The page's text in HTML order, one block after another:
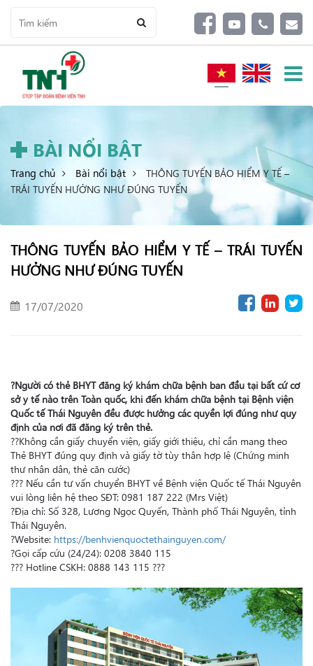
BÀI NỔI BẬT
Trang chủ Bài nổi bật
THÔNG TUYẾN BẢO HIỂM Y TẾ –
TRÁI TUYẾN HƯỞNG NHƯ ĐÚNG TUYẾN
THÔNG TUYẾN BẢO HIỂM Y TẾ – TRÁI TUYẾN
HƯỞNG NHƯ ĐÚNG TUYẾN
17/07/2020
?Người có thẻ BHYT đăng ký khám chữa bệnh ban đầu tại bất cứ cơ
sở y tế nào trên Toàn quốc, khi đến khám chữa bệnh tại Bệnh viện
Quốc tế Thái Nguyên đều được hưởng các quyền lợi đúng như quy
định của nơi đã đăng ký trên thẻ.
??Không cần giấy chuyển viện, giấy giới thiệu, chỉ cần mang theo
Thẻ BHYT đúng quy định và giấy tờ tùy thân hợp lệ (Chứng minh
thư nhân dân, thẻ căn cước)
??? Nếu cần tư vấn chuyển BHYT về Bệnh viện Quốc tế Thái Nguyên
vui lòng liên hệ theo SĐT: 0981 187 222 (Mrs Việt)
?Địa chỉ: Số 328, Lương Ngọc Quyến, Thành phố Thái Nguyên, tỉnh
Thái Nguyên.
?Website: https://benhvienquoctethainguyen.com/
?Gọi cấp cứu (24/24): 0208 3840 115
??? Hotline CSKH: 0888 143 115 ???